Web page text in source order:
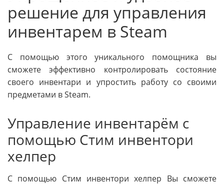
решение для управления
инвентарем в Steam
С помощью этого уникального помощника вы
сможете эффективно контролировать состояние
своего инвентари и упростить работу со своими
предметами в Steam.
Управление инвентарём с
помощью Стим инвентори
хелпер
С помощью Стим инвентори хелпер Вы сможете